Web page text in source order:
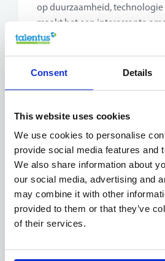
Consent Details
This website uses cookies
We use cookies to personalise
provide social media features and
We also share information about
our social media, advertising and
may combine it with other
provided to them or that they’ve
of their services.
op duurzaamheid,
maakt het een interessante
bedienden die houden van
Waarom kiezen
Stabiele sector met
Veel variatie in functies en
verantwoordelijkheden
Duidelijke processen en
omgevingen
Maatschappelijke